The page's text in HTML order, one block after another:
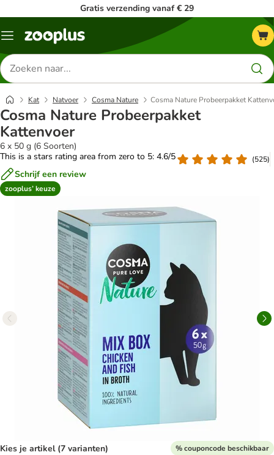
Gratis verzending vanaf € 29
Menu
Zoeken
naar
producten
Kat Natvoer Cosma Nature Cosma Nature Probeerpakket
Cosma Nature Probeerpakket
Kattenvoer
6 x 50 g (6 Soorten)
This is a stars rating area from zero to 5: 4.6/5
(525)
Schrijf een review
zooplus’ keuze
Kies je artikel (7 varianten) % couponcode beschikbaar